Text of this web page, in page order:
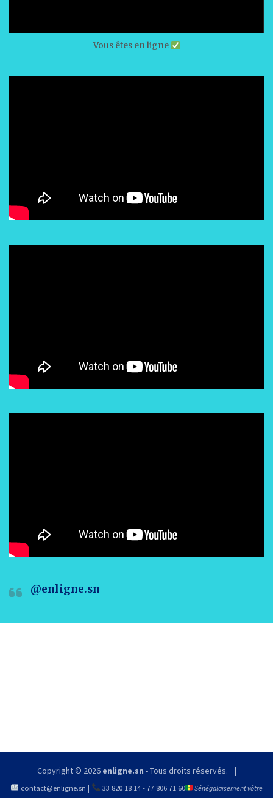
Vous êtes en ligne
@enligne.sn
Copyright © 2026 enligne.sn - Tous droits réservés.
contact@enligne.sn | 33 820 18 14- 77 806 71 60 Sénégalaisement vôtre